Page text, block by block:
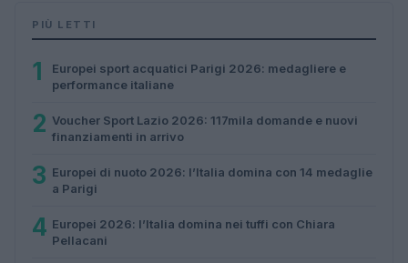
PIÙ LETTI
1
Europei sport acquatici Parigi 2026: medagliere e
performance italiane
2 Voucher Sport Lazio 2026: 117mila domande e nuovi
finanziamenti in arrivo
3 Europei di nuoto 2026: l’Italia domina con 14 medaglie
a Parigi
4 Europei 2026: l’Italia domina nei tuffi con Chiara
Pellacani